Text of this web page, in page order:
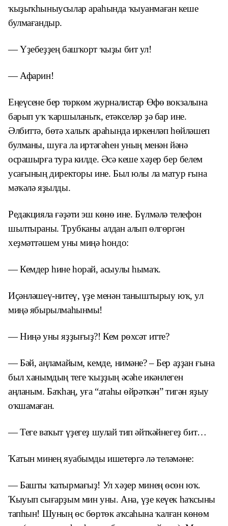
ҡыҙыҡһыныусылар араһында ҡыуанмаған кеше
булмағандыр.
— Үҙебеҙҙең башҡорт ҡыҙы бит ул!
— Афарин!
Еңеүсене бер төркөм журналистар Өфө вокзалына
барып уҡ ҡаршыланыҡ, етәкселәр ҙә бар ине.
Әлбиттә, бөтә халыҡ араһында иркенләп һөйләшеп
булманы, шуға ла иртәгәһен уның менән йәнә
осрашырға тура килде. Әсә кеше хәҙер бер белем
усағының директоры ине. Был юлы ла матур ғына
мәҡәлә яҙылды.
Редакцияла ғәҙәти эш көнө ине. Бүлмәлә телефон
шылтыраны. Трубканы алдан алып өлгөргән
хеҙмәттәшем уны миңә һондо:
— Кемдер һине һорай, асыулы һымаҡ.
Иҫәнләшеү-нитеү, үҙе менән таныштырыу юҡ, ул
миңә ябырылмаһынмы!
— Ниңә уны яҙҙығыҙ?! Кем рөхсәт итте?
— Бәй, аңламайым, кемде, нимәне? – Бер аҙҙан ғына
был ханымдың теге ҡыҙҙың әсәһе икәнлеген
аңланым. Баҡһаң, уға “атаһы өйрәткән” тигән яҙыу
оҡшамаған.
— Теге ваҡыт үҙегеҙ шулай тип әйткәйнегеҙ бит…
Ҡатын минең яуабымды ишетергә лә теләмәне:
— Башты ҡатырмағыҙ! Ул хәҙер минең өсөн юҡ.
Ҡыуып сығарҙым мин уны. Ана, үҙе кеүек һаҡсыны
тапһын! Шуның өс бөртөк аҡсаһына ҡалған көнөм